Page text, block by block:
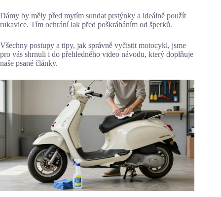
Dámy by měly před mytím sundat prstýnky a ideálně použít
rukavice. Tím ochrání lak před poškrábáním od šperků.
Všechny postupy a tipy, jak správně vyčistit motocykl, jsme
pro vás shrnuli i do přehledného video návodu, který doplňuje
naše psané články.